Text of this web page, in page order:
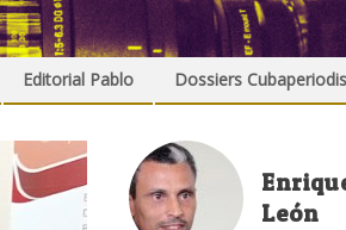
Editorial Pablo Dossiers
León